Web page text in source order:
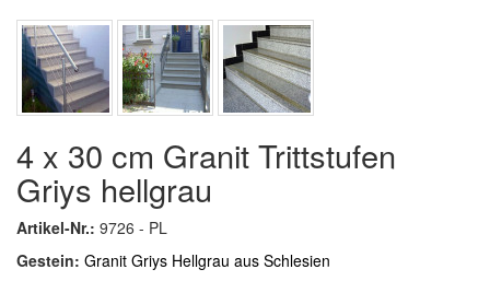
4 x 30 cm Granit Trittstufen
Griys hellgrau
Artikel-Nr.: 9726 - PL
Gestein: Granit Griys Hellgrau aus Schlesien